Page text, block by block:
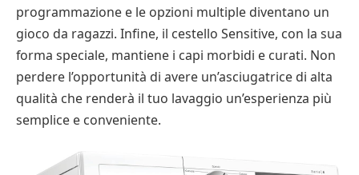
programmazione e le opzioni multiple diventano un
gioco da ragazzi. Infine, il cestello Sensitive, con la sua
forma speciale, mantiene i capi morbidi e curati. Non
perdere l’opportunità di avere un’asciugatrice di alta
qualità che renderà il tuo lavaggio un’esperienza più
semplice e conveniente.